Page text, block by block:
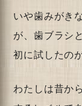
いや歯みがき
が、歯ブラシ
初に試したの
わたしは昔か